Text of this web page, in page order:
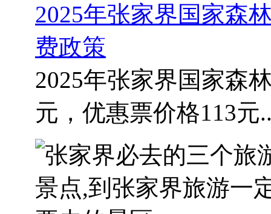
2025年张家界国家森
费政策
2025年张家界国家森
元，优惠票价格113元